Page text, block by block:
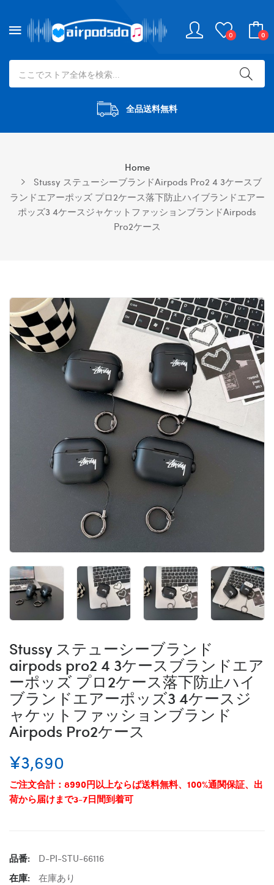
0 0
全品送料無料
Home
Stussy ステューシーブランドairpods Pro2 4 3ケースブ
ランドエアーポッズ プロ2ケース落下防止ハイブランドエアー
ポッズ3 4ケースジャケットファッションブランドAirpods
Pro2ケース
Stussy ステューシーブランド
airpods pro2 4 3ケースブランドエア
ーポッズ プロ2ケース落下防止ハイ
ブランドエアーポッズ3 4ケースジ
ャケットファッションブランド
Airpods Pro2ケース
¥3,690
ご注文合計：8990円以上ならば送料無料、100%通関保証、出
荷から届けまで3-7日間到着可
品番:
D-PI-STU-66116
在庫:
在庫あり